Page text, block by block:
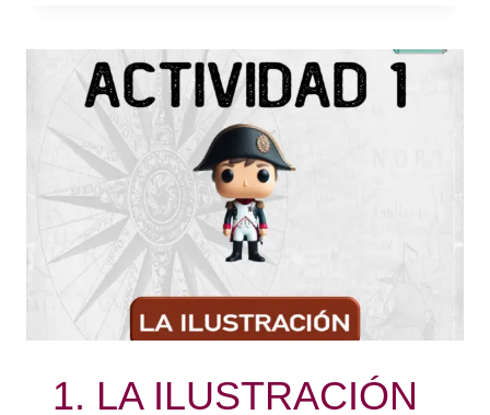
1. LA ILUSTRACIÓN